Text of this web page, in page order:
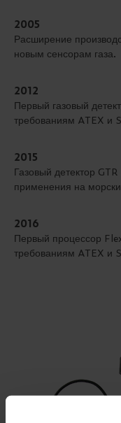
2005
Расширение
новым сенсорам газа.
2012
Первый газовый
требованиям ATEX и
2015
Газовый детектор
применения на
2016
Первый процессор
требованиям ATEX и